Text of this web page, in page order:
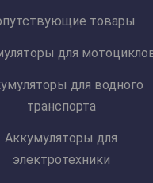
товары
для
для водного
транспорта
Аккумуляторы для
электротехники